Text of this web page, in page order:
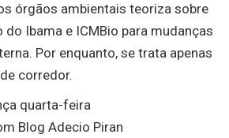
órgãos ambientais teoriza sobre
Ibama e ICMBio para mudanças
Por enquanto, se trata apenas
corredor.
quarta-feira
Blog Adecio Piran